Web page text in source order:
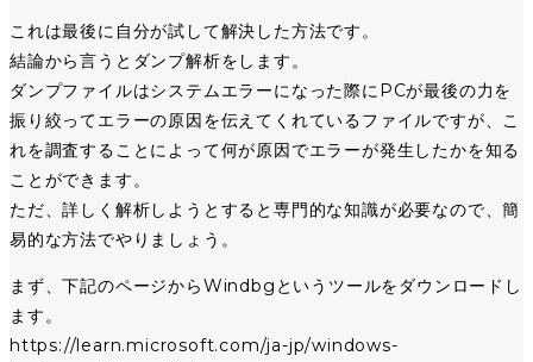
これは最後に自分が試して解決した方法です。
結論から言うとダンプ解析をします。
ダンプファイルはシステムエラーになった際にPCが最後の力を
振り絞ってエラーの原因を伝えてくれているファイルですが、こ
れを調査することによって何が原因でエラーが発生したかを知る
ことができます。
ただ、詳しく解析しようとすると専門的な知識が必要なので、簡
易的な方法でやりましょう。
まず、下記のページからWindbgというツールをダウンロードし
ます。
https://learn.microsoft.com/ja-jp/windows-